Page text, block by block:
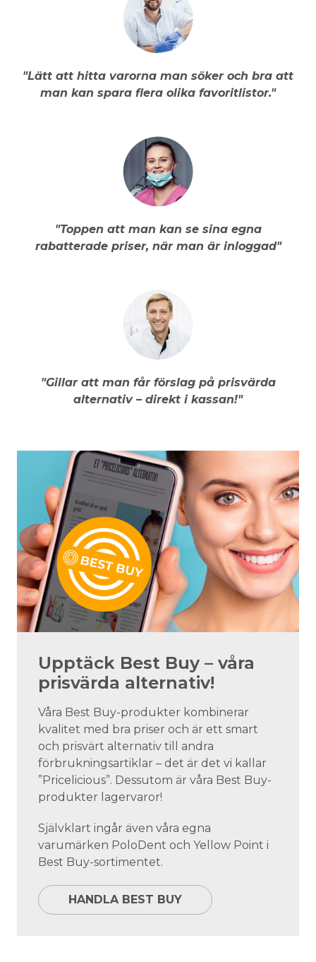
"Lätt att hitta varorna man söker och bra att
man kan spara flera olika favoritlistor."
"Toppen att man kan se sina egna
rabatterade priser, när man är inloggad"
"Gillar att man får förslag på prisvärda
alternativ – direkt i kassan!"
Upptäck Best Buy – våra
prisvärda alternativ!
Våra Best Buy-produkter kombinerar
kvalitet med bra priser och är ett smart
och prisvärt alternativ till andra
förbrukningsartiklar – det är det vi kallar
”Pricelicious”. Dessutom är våra Best Buy-
produkter lagervaror!
Självklart ingår även våra egna
varumärken PoloDent och Yellow Point i
Best Buy-sortimentet.
HANDLA BEST BUY